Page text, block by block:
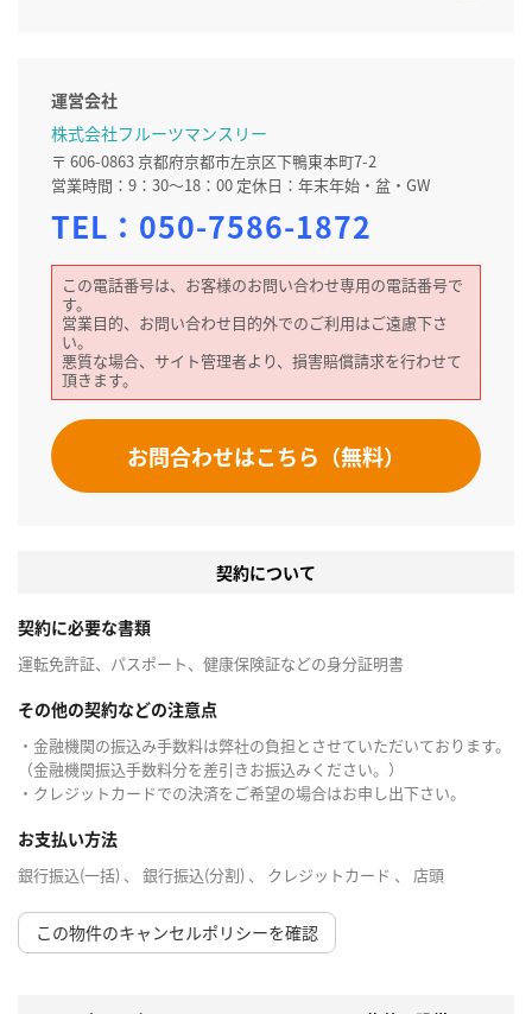
運営会社
株式会社フルーツマンスリー
〒 606-0863 京都府京都市左京区下鴨東本町7-2
営業時間：9：30～18：00 定休日：年末年始・盆・GW
TEL： 050-7586-1872
この電話番号は、お客様のお問い合わせ専用の電話番号で
す。
営業目的、お問い合わせ目的外でのご利用はご遠慮下さ
い。
悪質な場合、サイト管理者より、損害賠償請求を行わせて
頂きます。
お問合わせはこちら（無料）
契約について
契約に必要な書類
運転免許証、パスポート、健康保険証などの身分証明書
その他の契約などの注意点
・金融機関の振込み手数料は弊社の負担とさせていただいております。
（金融機関振込手数料分を差引きお振込みください。）
・クレジットカードでの決済をご希望の場合はお申し出下さい。
お支払い方法
銀行振込(一括) 、 銀行振込(分割) 、 クレジットカード 、 店頭
この物件のキャンセルポリシーを確認